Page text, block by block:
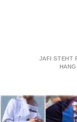
JAFI STEHT